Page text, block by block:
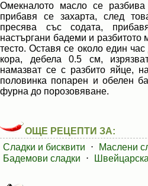
Омекналото масло се
прибавя се захарта, след
пресява със содата,
настъргани бадеми и разбитото
тесто. Оставя се около един
кора, дебела 0.5 см,
намазват се с разбито яйце,
половинка попарен и обелен
фурна до порозовяване.
ОЩЕ РЕЦЕПТИ ЗА:
Сладки и бисквити
⋅ Маслени
Бадемови сладки
⋅